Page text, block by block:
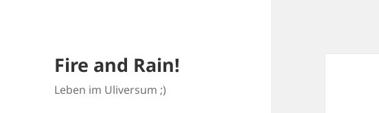
Fire and Rain!
Leben im Uliversum ;)